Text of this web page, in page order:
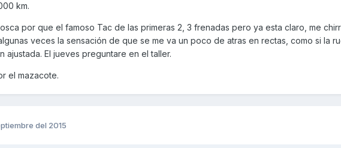
km.
por que el famoso Tac de las primeras 2, 3 frenadas pero ya esta claro, me
veces la sensación de que se me va un poco de atras en rectas, como si la
ajustada. El jueves preguntare en el taller.
el mazacote.
del 2015